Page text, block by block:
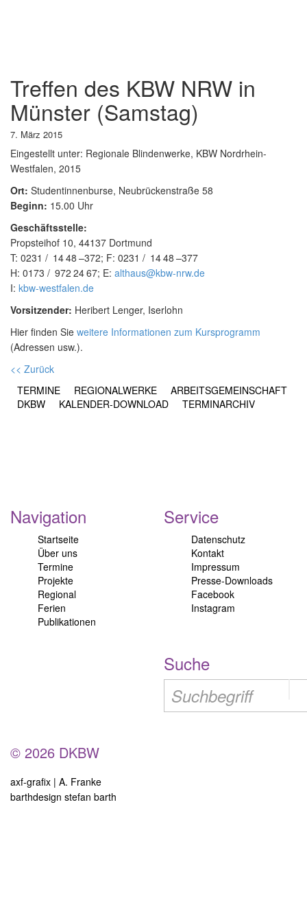
Treffen des KBW NRW in
Münster (Samstag)
7. März 2015
Eingestellt unter: Regionale Blindenwerke, KBW Nordrhein-
Westfalen, 2015
Ort: Studentinnenburse, Neubrückenstraße 58
Beginn: 15.00 Uhr
Geschäftsstelle:
Propsteihof 10, 44137 Dortmund
T: 0231 1448 –372; F: 0231 1448 –377
H: 0173 972 2467; E: althaus@kbw-nrw.de
I: kbw-westfalen.de
Vorsitzender: Heribert Lenger, Iserlohn
Hier finden Sie weitere Informationen zum Kursprogramm
(Adressen usw.).
<< Zurück
TERMINE
REGIONALWERKE
ARBEITSGEMEINSCHAFT
DKBW
KALENDER-DOWNLOAD TERMINARCHIV
Navigation
Startseite
Über uns
Termine
Projekte
Regional
Ferien
Publikationen
Service
Datenschutz
Kontakt
Impressum
Presse-Downloads
Facebook
Instagram
Suche
© 2026 DKBW
axf-grafix | A. Franke
barthdesign stefan barth